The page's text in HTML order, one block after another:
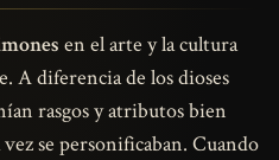
en el arte y la cultura
A diferencia de los dioses
rasgos y atributos bien
se personificaban. Cuando